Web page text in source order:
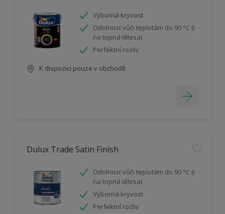
Výborná kryvost
Odolnost vůči teplotám do 90 °C (i
na topná tělesa)
Perfektní rozliv
K dispozici pouze v obchodě
Dulux Trade Satin Finish
Odolnost vůči teplotám do 90 °C (i
na topná tělesa)
Výborná kryvost
Perfektní rozliv